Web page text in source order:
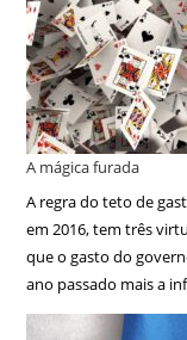
A mágica furada
A regra do teto de
em 2016, tem três
que o gasto do
ano passado mais a